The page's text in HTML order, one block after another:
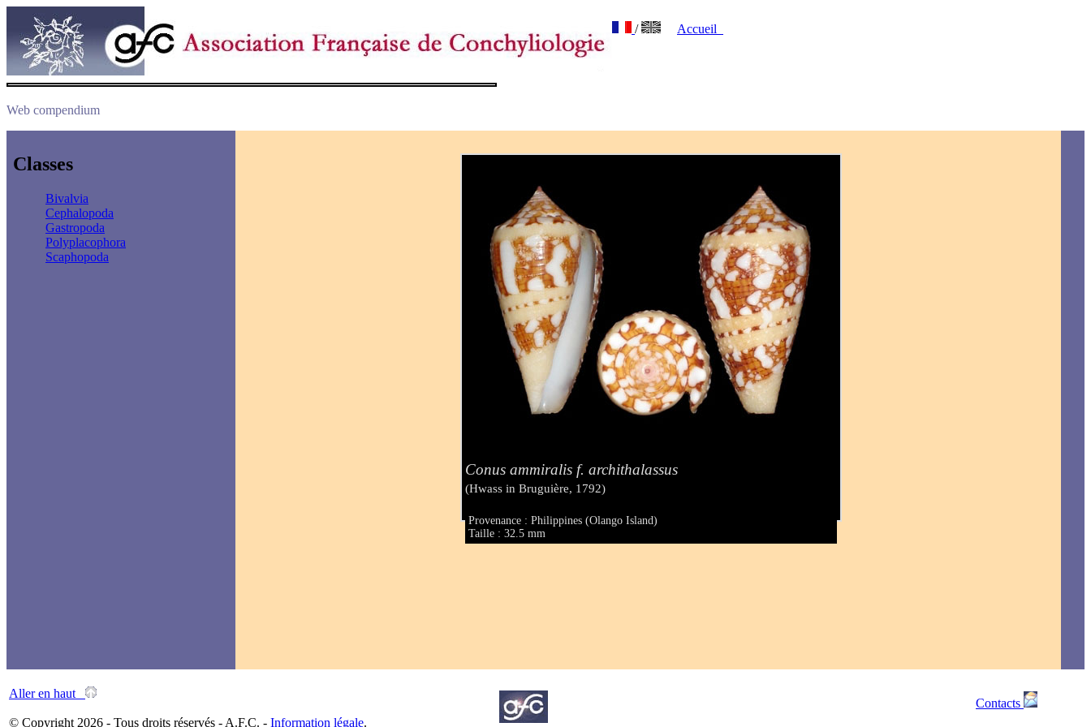
/ Accueil
Web compendium
Classes
Bivalvia
Cephalopoda
Gastropoda
Polyplacophora
Scaphopoda
Conus ammiralis f. archithalassus
(Hwass in Bruguière, 1792)
Provenance : Philippines (Olango Island)
Taille : 32.5 mm
Aller en haut
© Copyright 2026 - Tous droits réservés - A.F.C. - Information légale.
Contacts